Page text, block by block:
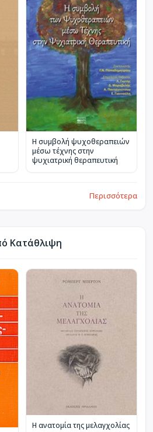
Η συμβολή ψυχοθεραπειών
μέσω τέχνης στην
ψυχιατρική θεραπευτική
Περισσότερα
Κατάθλιψη
Η ανατομία της μελαγχολίας